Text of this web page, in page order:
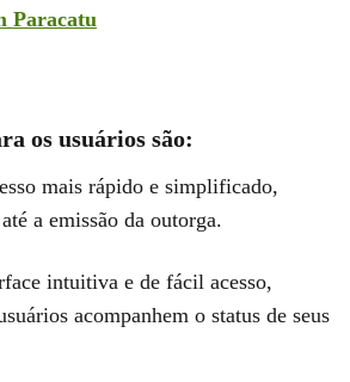
Paracatu
os usuários são:
mais rápido e simplificado,
a emissão da outorga.
intuitiva e de fácil acesso,
acompanhem o status de seus